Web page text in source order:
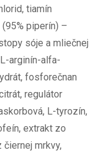
tiamín
piperín) –
sóje a mliečnej
arginín-alfa-
fosforečnan
regulátor
L-tyrozín,
extrakt zo
mrkvy,